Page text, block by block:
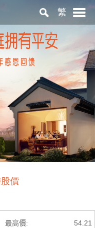
繁
價
安
關係